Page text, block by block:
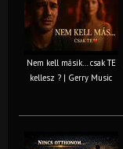
Nem kell másik… csak TE
kellesz ? | Gerry Music